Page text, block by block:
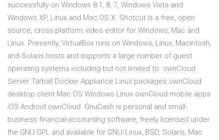
successfully on Windows 8.1, 8, 7, Windows Vista and
Windows XP, Linux and Mac OS X. Shotcut is a free, open
source, cross-platform video editor for Windows, Mac and
Linux. Presently, VirtualBox runs on Windows, Linux, Macintosh,
and Solaris hosts and supports a large number of guest
operating systems including but not limited to ownCloud
Server Tarball Docker Appliance Linux packages ownCloud
desktop client Mac OS Windows Linux ownCloud mobile apps
iOS Android ownCloud GnuCash is personal and small-
business financial-accounting software, freely licensed under
the GNU GPL and available for GNU/Linux, BSD, Solaris, Mac